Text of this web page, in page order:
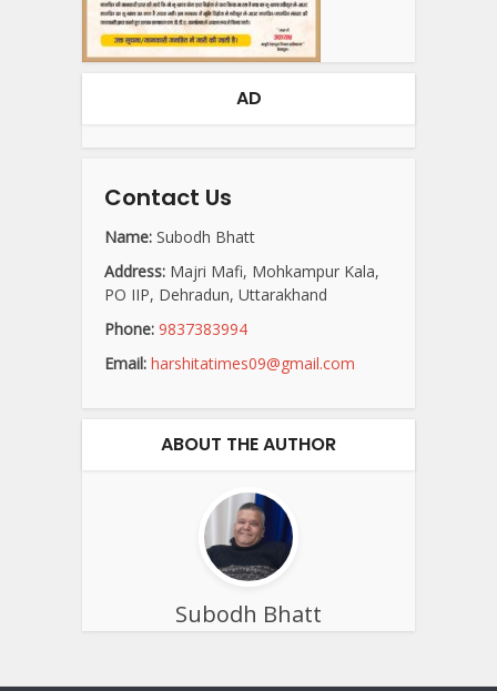
AD
Contact Us
Name: Subodh Bhatt
Address: Majri Mafi, Mohkampur Kala,
PO IIP, Dehradun, Uttarakhand
Phone: 9837383994
Email: harshitatimes09@gmail.com
ABOUT THE AUTHOR
Subodh Bhatt